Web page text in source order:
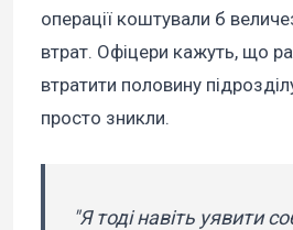
операції коштували б
втрат. Офіцери кажуть, що
втратити половину
просто зникли.
"Я тоді навіть уявити